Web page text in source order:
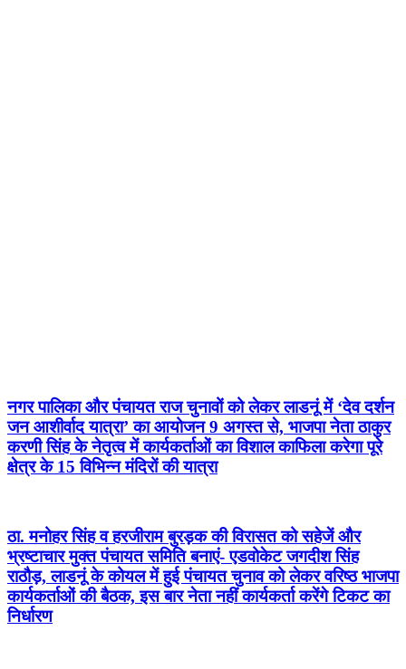
नगर पालिका और पंचायत राज चुनावों को लेकर लाडनूं में ‘देव दर्शन
जन आशीर्वाद यात्रा’ का आयोजन 9 अगस्त से, भाजपा नेता ठाकुर
करणी सिंह के नेतृत्व में कार्यकर्ताओं का विशाल काफिला करेगा पूरे
क्षेत्र के 15 विभिन्न मंदिरों की यात्रा
ठा. मनोहर सिंह व हरजीराम बुरड़क की विरासत को सहेजें और
भ्रष्टाचार मुक्त पंचायत समिति बनाएं- एडवोकेट जगदीश सिंह
राठौड़, लाडनूं के कोयल में हुई पंचायत चुनाव को लेकर वरिष्ठ भाजपा
कार्यकर्ताओं की बैठक, इस बार नेता नहीं कार्यकर्ता करेंगे टिकट का
निर्धारण